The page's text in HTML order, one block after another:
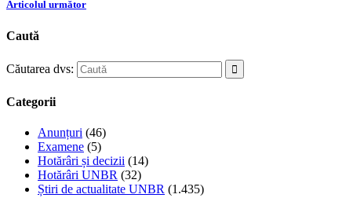
Articolul următor
Caută
Căutarea dvs:
Categorii
Anunțuri (46)
Examene (5)
Hotărâri și decizii (14)
Hotărâri UNBR (32)
Știri de actualitate UNBR (1.435)